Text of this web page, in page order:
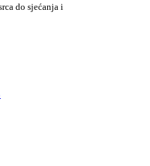
do sjećanja i